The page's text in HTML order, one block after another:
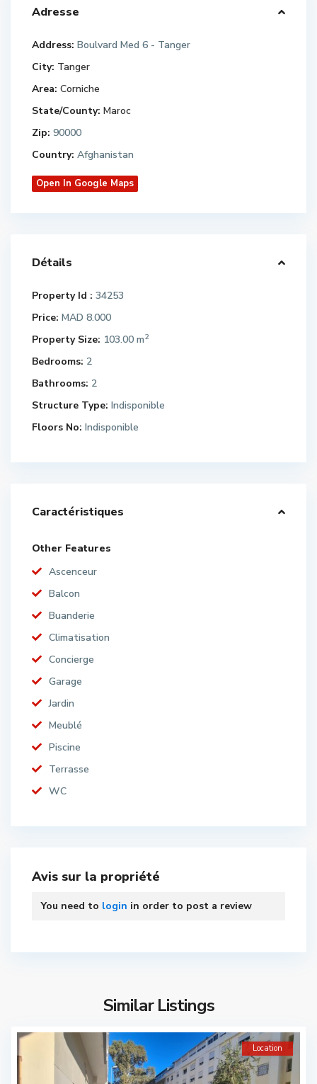
Adresse
Address: Boulvard Med 6 - Tanger
City: Tanger
Area: Corniche
State/County: Maroc
Zip: 90000
Country: Afghanistan
Open In Google Maps
Détails
Property Id : 34253
Price: MAD 8.000
Property Size: 103.00 m2
Bedrooms: 2
Bathrooms: 2
Structure Type: Indisponible
Floors No: Indisponible
Caractéristiques
Other Features
Ascenceur
Balcon
Buanderie
Climatisation
Concierge
Garage
Jardin
Meublé
Piscine
Terrasse
WC
Avis sur la propriété
You need to login in order to post a review
Similar Listings
Location